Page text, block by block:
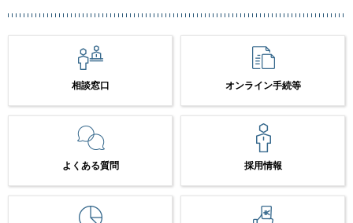
相談窓口 オンライン手続等
よくある質問 採用情報